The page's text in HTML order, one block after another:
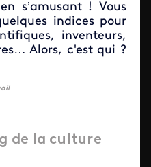
s’amusant ! Vous
indices pour
inventeurs,
Alors, c'est qui ?
de la culture